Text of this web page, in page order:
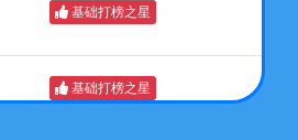
基础打榜之星
基础打榜之星